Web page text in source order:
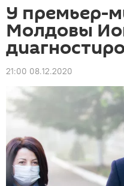
У премьер-
Молдовы
21:00 08.12.2020